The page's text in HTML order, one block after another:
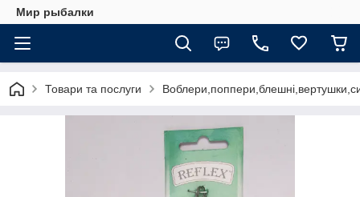
Мир рыбалки
Товари та послуги